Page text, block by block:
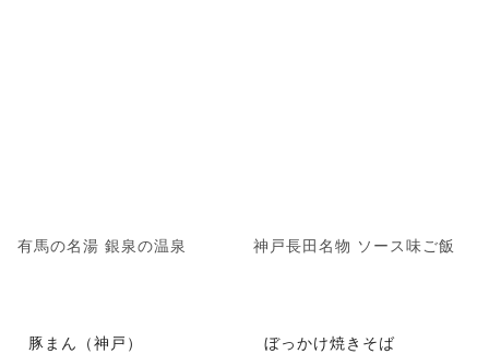
有馬の名湯 銀泉の温泉 神戸長田名物 ソース味ご飯
豚まん（神戸） ぼっかけ焼きそば